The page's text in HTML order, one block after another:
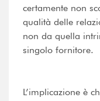
certamente non
qualità delle
non da quella
singolo fornitore.
L’implicazione è